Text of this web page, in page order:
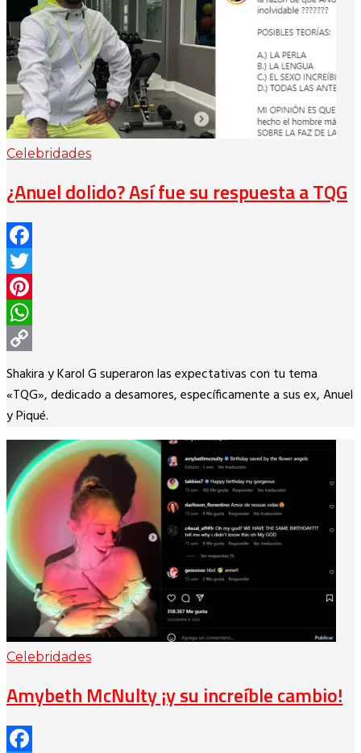
Celebridades
¿Anuel dolido? Así fue su respuesta a TQG
Facebook
Twitter
Pinterest
WhatsApp
Copy
Link
Shakira y Karol G superaron las expectativas con tu tema
«TQG», dedicado a desamores, específicamente a sus ex, Anuel
y Piqué.
Celebridades
Amybeth McNulty ¡y su increíble cambio!